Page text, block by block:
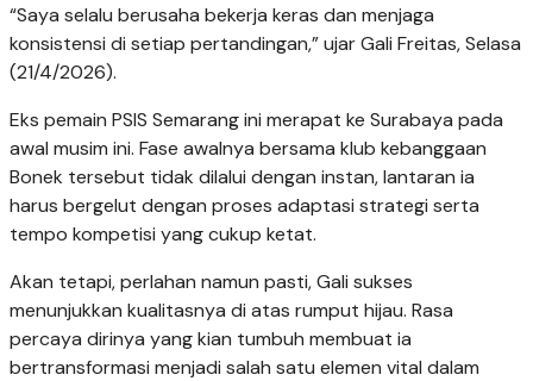
“Saya selalu berusaha bekerja keras dan menjaga
konsistensi di setiap pertandingan,” ujar Gali Freitas, Selasa
(21/4/2026).
Eks pemain PSIS Semarang ini merapat ke Surabaya pada
awal musim ini. Fase awalnya bersama klub kebanggaan
Bonek tersebut tidak dilalui dengan instan, lantaran ia
harus bergelut dengan proses adaptasi strategi serta
tempo kompetisi yang cukup ketat.
Akan tetapi, perlahan namun pasti, Gali sukses
menunjukkan kualitasnya di atas rumput hijau. Rasa
percaya dirinya yang kian tumbuh membuat ia
bertransformasi menjadi salah satu elemen vital dalam